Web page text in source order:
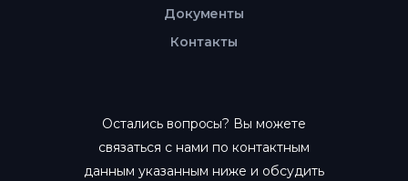
Документы
Контакты
Остались вопросы? Вы можете
связаться с нами по контактным
данным указанным ниже и обсудить